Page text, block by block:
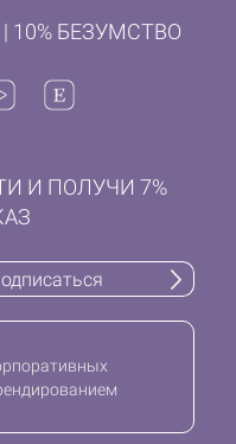
10% БЕЗУМСТВО
И ПОЛУЧИ 7%